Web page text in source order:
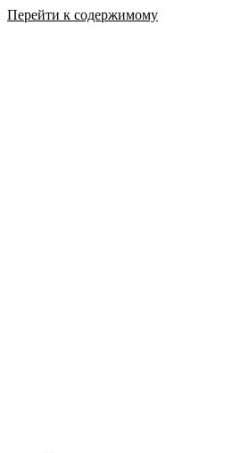
Перейти к содержимому